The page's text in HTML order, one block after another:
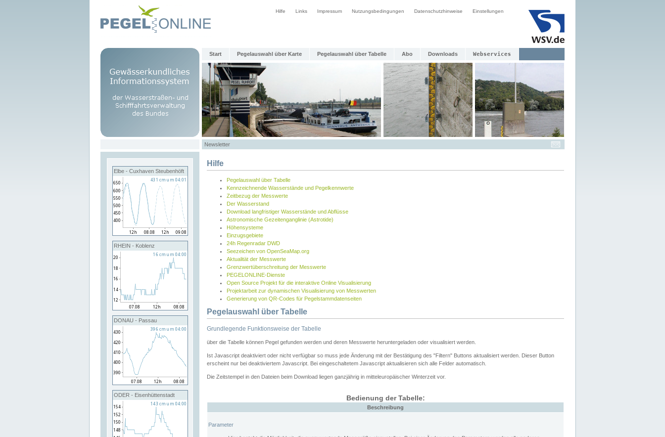
Hilfe Links Impressum Nutzungsbedingungen Datenschutzhinweise Einstellungen
Start Pegelauswahl über Karte Pegelauswahl über Tabelle Abo Downloads Webservices
Newsletter
Elbe - Cuxhaven Steubenhöft
RHEIN - Koblenz
DONAU - Passau
ODER - Eisenhüttenstadt
Hilfe
Pegelauswahl über Tabelle
Kennzeichnende Wasserstände und Pegelkennwerte
Zeitbezug der Messwerte
Der Wasserstand
Download langfristiger Wasserstände und Abflüsse
Astronomische Gezeitenganglinie (Astrotide)
Höhensysteme
Einzugsgebiete
24h Regenradar DWD
Seezeichen von OpenSeaMap.org
Aktualität der Messwerte
Grenzwertüberschreitung der Messwerte
PEGELONLINE-Dienste
Open Source Projekt für die interaktive Online Visualisierung
Projektarbeit zur dynamischen Visualisierung von Messwerten
Generierung von QR-Codes für Pegelstammdatenseiten
Pegelauswahl über Tabelle
Grundlegende Funktionsweise der Tabelle
über die Tabelle können Pegel gefunden werden und deren Messwerte heruntergeladen oder visualisiert werden.
Ist Javascript deaktiviert oder nicht verfügbar so muss jede Änderung mit der Bestätigung des "Filtern" Buttons aktualisiert werden. Dieser Button
erscheint nur bei deaktiviertem Javascript. Bei eingeschaltetem Javascript aktualisieren sich alle Felder automatisch.
Die Zeitstempel in den Dateien beim Download liegen ganzjährig in mitteleuropäischer Winterzeit vor.
Bedienung der Tabelle:
Beschreibung
Parameter